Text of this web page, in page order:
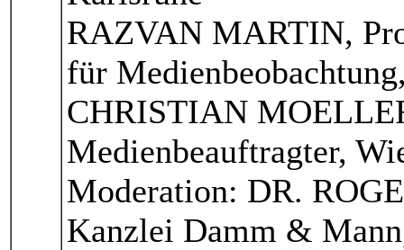
RAZVAN MARTIN,
für
CHRISTIAN
Medienbeauftragter,
Moderation: DR.
Kanzlei Damm &